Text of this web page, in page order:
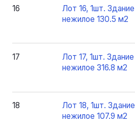
16
Лот 16, 1шт. Здание
нежилое 130.5 м2
17
Лот 17, 1шт. Здание
нежилое 316.8 м2
18
Лот 18, 1шт. Здание
нежилое 107.9 м2